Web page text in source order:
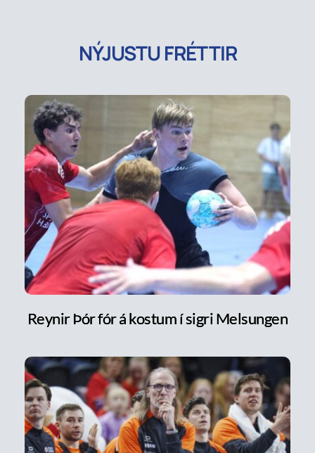
NÝJUSTU FRÉTTIR
Reynir Þór fór á kostum í sigri Melsungen